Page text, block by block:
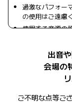
過激なパフォー
の使用はご遠慮
使用する音源の
音源にセリフ
出音
会場の
ご不明な点等ご